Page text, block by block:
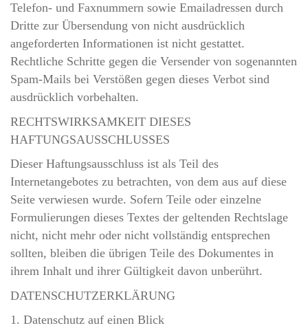
Telefon- und Faxnummern sowie Emailadressen durch
Dritte zur Übersendung von nicht ausdrücklich
angeforderten Informationen ist nicht gestattet.
Rechtliche Schritte gegen die Versender von sogenannten
Spam-Mails bei Verstößen gegen dieses Verbot sind
ausdrücklich vorbehalten.
RECHTSWIRKSAMKEIT DIESES
HAFTUNGSAUSSCHLUSSES
Dieser Haftungsausschluss ist als Teil des
Internetangebotes zu betrachten, von dem aus auf diese
Seite verwiesen wurde. Sofern Teile oder einzelne
Formulierungen dieses Textes der geltenden Rechtslage
nicht, nicht mehr oder nicht vollständig entsprechen
sollten, bleiben die übrigen Teile des Dokumentes in
ihrem Inhalt und ihrer Gültigkeit davon unberührt.
DATENSCHUTZERKLÄRUNG
1. Datenschutz auf einen Blick